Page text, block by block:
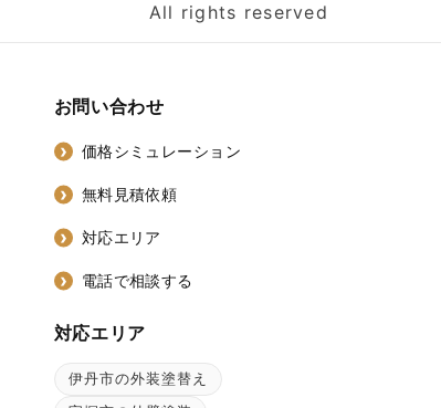
All rights reserved
お問い合わせ
価格シミュレーション
無料見積依頼
対応エリア
電話で相談する
対応エリア
伊丹市の外装塗替え